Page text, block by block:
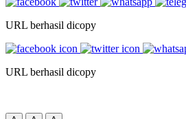
URL berhasil dicopy
URL berhasil dicopy